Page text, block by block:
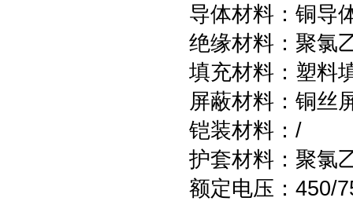
导体材料：铜导
绝缘材料：聚氯
填充材料：塑料
屏蔽材料：铜丝
铠装材料：/
护套材料：聚氯
额定电压：450/